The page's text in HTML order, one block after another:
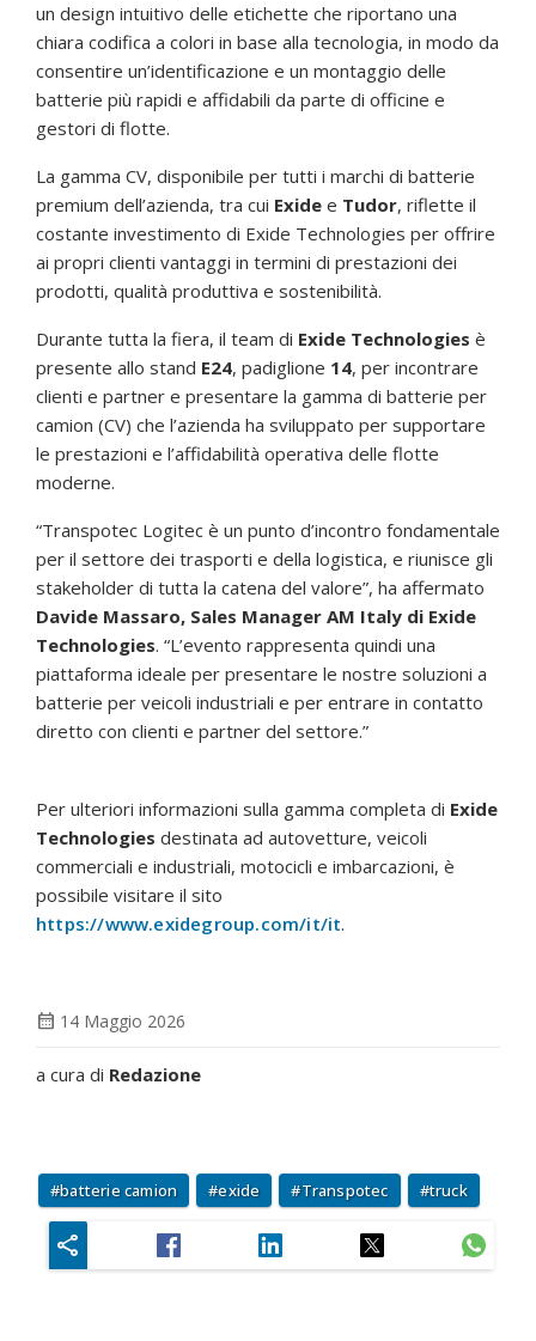
un design intuitivo delle etichette che riportano una
chiara codifica a colori in base alla tecnologia, in modo da
consentire un’identificazione e un montaggio delle
batterie più rapidi e affidabili da parte di officine e
gestori di flotte.
La gamma CV, disponibile per tutti i marchi di batterie
premium dell’azienda, tra cui Exide e Tudor, riflette il
costante investimento di Exide Technologies per offrire
ai propri clienti vantaggi in termini di prestazioni dei
prodotti, qualità produttiva e sostenibilità.
Durante tutta la fiera, il team di Exide Technologies è
presente allo stand E24, padiglione 14, per incontrare
clienti e partner e presentare la gamma di batterie per
camion (CV) che l’azienda ha sviluppato per supportare
le prestazioni e l’affidabilità operativa delle flotte
moderne.
“Transpotec Logitec è un punto d’incontro fondamentale
per il settore dei trasporti e della logistica, e riunisce gli
stakeholder di tutta la catena del valore”, ha affermato
Davide Massaro, Sales Manager AM Italy di Exide
Technologies. “L’evento rappresenta quindi una
piattaforma ideale per presentare le nostre soluzioni a
batterie per veicoli industriali e per entrare in contatto
diretto con clienti e partner del settore.”
Per ulteriori informazioni sulla gamma completa di Exide
Technologies destinata ad autovetture, veicoli
commerciali e industriali, motocicli e imbarcazioni, è
possibile visitare il sito
https://www.exidegroup.com/it/it.
calendar_month 14 Maggio 2026
a cura di Redazione
batterie camion exide Transpotec truck